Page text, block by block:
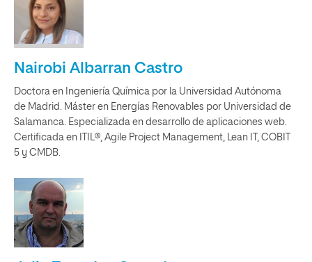
Nairobi Albarran Castro
Doctora en Ingeniería Química por la Universidad Autónoma
de Madrid. Máster en Energías Renovables por Universidad de
Salamanca. Especializada en desarrollo de aplicaciones web.
Certificada en ITIL®, Agile Project Management, Lean IT, COBIT
5 y CMDB.